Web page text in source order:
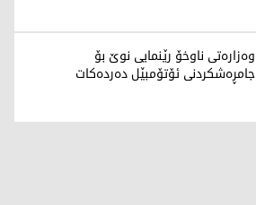
وەزارەتی ناوخۆ رێنمایی نوێ بۆ
جامڕەشکردنی ئۆتۆمبێل دەردەکات